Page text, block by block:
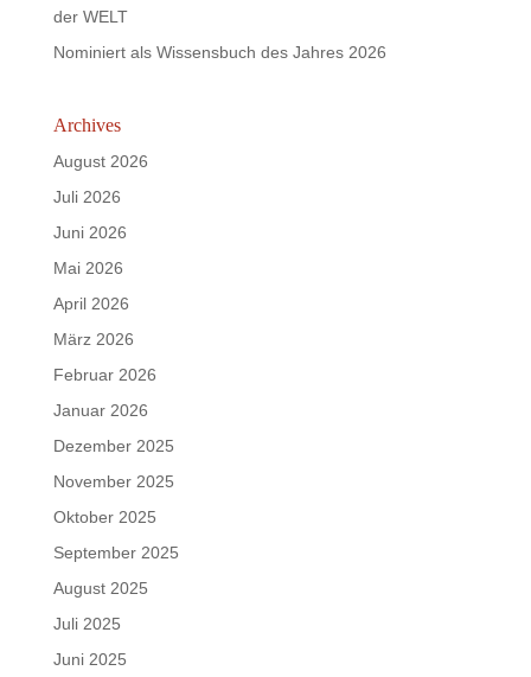
der WELT
Nominiert als Wissensbuch des Jahres 2026
Archives
August 2026
Juli 2026
Juni 2026
Mai 2026
April 2026
März 2026
Februar 2026
Januar 2026
Dezember 2025
November 2025
Oktober 2025
September 2025
August 2025
Juli 2025
Juni 2025